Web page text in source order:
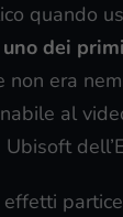
quando
uno dei
non era
al
effetti